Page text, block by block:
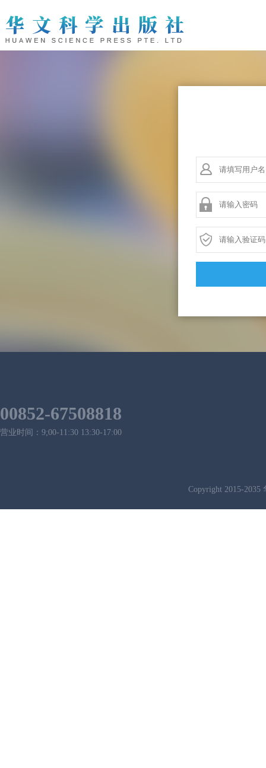
00852-67508818
营业时间：9;00-11:30 13:30-17:00
Copyright 2015-